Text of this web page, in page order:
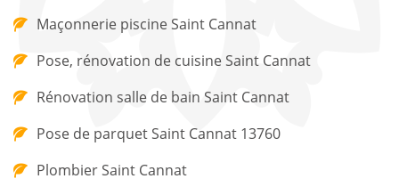
Maçonnerie piscine Saint Cannat
Pose, rénovation de cuisine Saint Cannat
Rénovation salle de bain Saint Cannat
Pose de parquet Saint Cannat 13760
Plombier Saint Cannat